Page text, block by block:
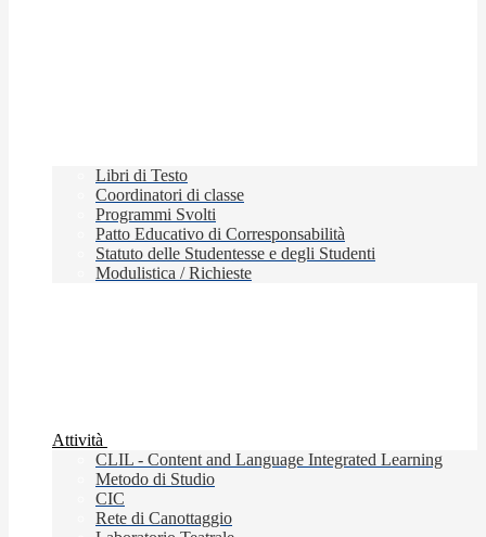
Libri di Testo
Coordinatori di classe
Programmi Svolti
Patto Educativo di Corresponsabilità
Statuto delle Studentesse e degli Studenti
Modulistica / Richieste
Attività
CLIL - Content and Language Integrated Learning
Metodo di Studio
CIC
Rete di Canottaggio